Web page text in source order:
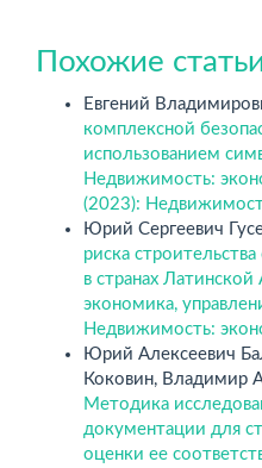
Похожие
Евгений
комплексной
использованием
Недвижимость:
(2023):
Юрий Сергеевич
риска
в странах
экономика,
Недвижимость:
Юрий Алексеевич
Коковин, Владимир
Методика
документации для
оценки ее